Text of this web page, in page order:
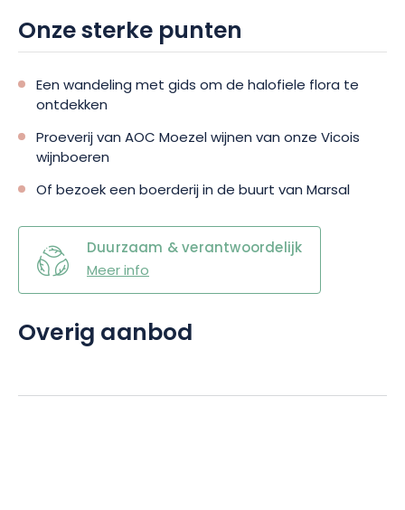
Onze sterke punten
Een wandeling met gids om de halofiele flora te
ontdekken
Proeverij van AOC Moezel wijnen van onze Vicois
wijnboeren
Of bezoek een boerderij in de buurt van Marsal
Duurzaam & verantwoordelijk
Meer info
Overig aanbod